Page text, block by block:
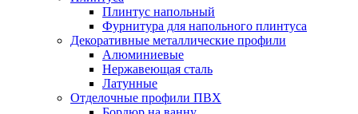
Плинтус напольный
Фурнитура для напольного плинтуса
Декоративные металлические профили
Алюминиевые
Нержавеющая сталь
Латунные
Отделочные профили ПВХ